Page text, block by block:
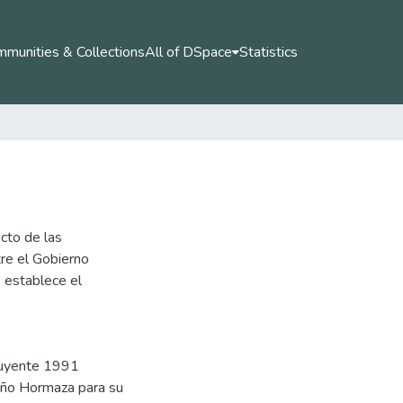
& CollectionsAll of DSpace Statistics
de las
el Gobierno
establece el
1991
Hormaza para su